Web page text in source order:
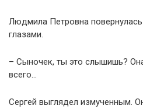
Людмила Петровна
глазами.
– Сыночек, ты это слышишь?
всего…
Сергей выглядел измученным.